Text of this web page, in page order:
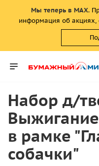
Мы теперь в MAX.
информация об акциях,
Набор д/
в рамке
собачки"